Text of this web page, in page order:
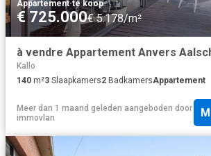
Appartement·te koop
€ 725.000€ 5.178/m²
à vendre Appartement Anvers
Kallo
140 m²3 Slaapkamers2 BadkamersAppartement
Meer dan 1 maand geleden aangeboden door
immovlan